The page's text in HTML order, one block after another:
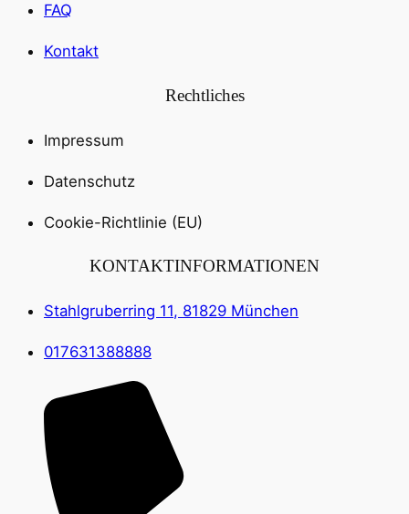
FAQ
Kontakt
Rechtliches
Impressum
Datenschutz
Cookie-Richtlinie (EU)
KONTAKTINFORMATIONEN
Stahlgruberring 11, 81829 München
017631388888